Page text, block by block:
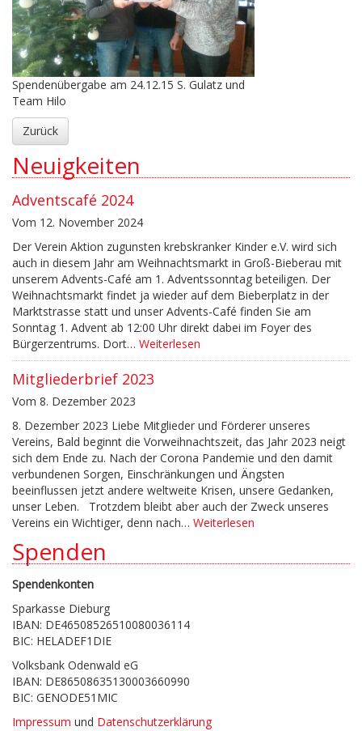
Spendenübergabe am 24.12.15 S. Gulatz und
Team Hilo
Zurück
Neuigkeiten
Adventscafé 2024
Vom 12. November 2024
Der Verein Aktion zugunsten krebskranker Kinder e.V. wird sich
auch in diesem Jahr am Weihnachtsmarkt in Groß-Bieberau mit
unserem Advents-Café am 1. Adventssonntag beteiligen. Der
Weihnachtsmarkt findet ja wieder auf dem Bieberplatz in der
Marktstrasse statt und unser Advents-Café finden Sie am
Sonntag 1. Advent ab 12:00 Uhr direkt dabei im Foyer des
Bürgerzentrums. Dort… Weiterlesen
Mitgliederbrief 2023
Vom 8. Dezember 2023
8. Dezember 2023 Liebe Mitglieder und Förderer unseres
Vereins, Bald beginnt die Vorweihnachtszeit, das Jahr 2023 neigt
sich dem Ende zu. Nach der Corona Pandemie und den damit
verbundenen Sorgen, Einschränkungen und Ängsten
beeinflussen jetzt andere weltweite Krisen, unsere Gedanken,
unser Leben. Trotzdem bleibt aber auch der Zweck unseres
Vereins ein Wichtiger, denn nach… Weiterlesen
Spenden
Spendenkonten
Sparkasse Dieburg
IBAN: DE46508526510080036114
BIC: HELADEF1DIE
Volksbank Odenwald eG
IBAN: DE86508635130003660990
BIC: GENODE51MIC
Impressum und Datenschutzerklärung